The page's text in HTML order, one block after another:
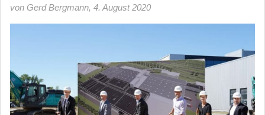
von Gerd Bergmann, 4. August 2020